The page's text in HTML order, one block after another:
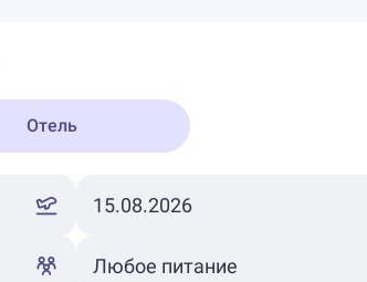
Отель